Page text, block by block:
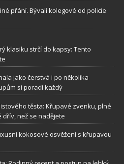
přání. Bývalí kolegové od policie
klasiku strčí do kapsy: Tento
jako čerstvá i po několika
si poradí každý
těsta: Křupavé zvenku, plné
než se nadějete
kokosové osvěžení s křupavou